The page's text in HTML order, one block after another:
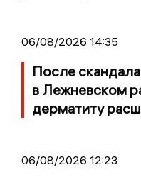
06/08/2026 14:35
После
в Лежневском
дерматиту
06/08/2026 12:23